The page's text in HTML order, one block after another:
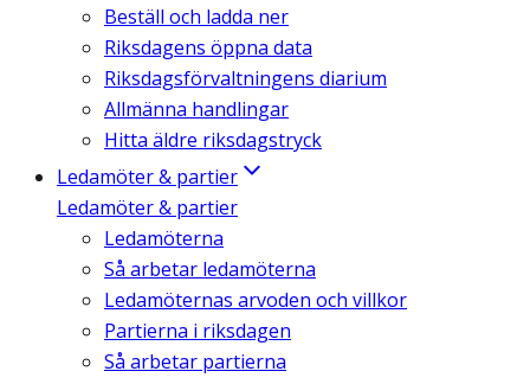
Beställ och ladda ner
Riksdagens öppna data
Riksdagsförvaltningens diarium
Allmänna handlingar
Hitta äldre riksdagstryck
Ledamöter & partier
Ledamöter & partier
Ledamöterna
Så arbetar ledamöterna
Ledamöternas arvoden och villkor
Partierna i riksdagen
Så arbetar partierna